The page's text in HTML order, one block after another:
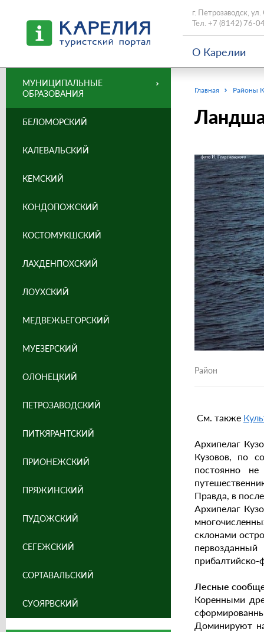
г. Петрозаводск,
Тел. +7 (8142) 76-
О Карелии
Главная Районы
Район
См. также
Архипелаг
Кузовов, по
постоянно
Правда, в
Архипелаг
склонами
прибалтийско-
Лесные
Коренными
Доминируют
МУНИЦИПАЛЬНЫЕ
ОБРАЗОВАНИЯ
БЕЛОМОРСКИЙ
КАЛЕВАЛЬСКИЙ
КЕМСКИЙ
КОНДОПОЖСКИЙ
КОСТОМУКШСКИЙ
ЛАХДЕНПОХСКИЙ
ЛОУХСКИЙ
МЕДВЕЖЬЕГОРСКИЙ
МУЕЗЕРСКИЙ
ОЛОНЕЦКИЙ
ПЕТРОЗАВОДСКИЙ
ПИТКЯРАНТСКИЙ
ПРИОНЕЖСКИЙ
ПРЯЖИНСКИЙ
ПУДОЖСКИЙ
СЕГЕЖСКИЙ
СОРТАВАЛЬСКИЙ
СУОЯРВСКИЙ